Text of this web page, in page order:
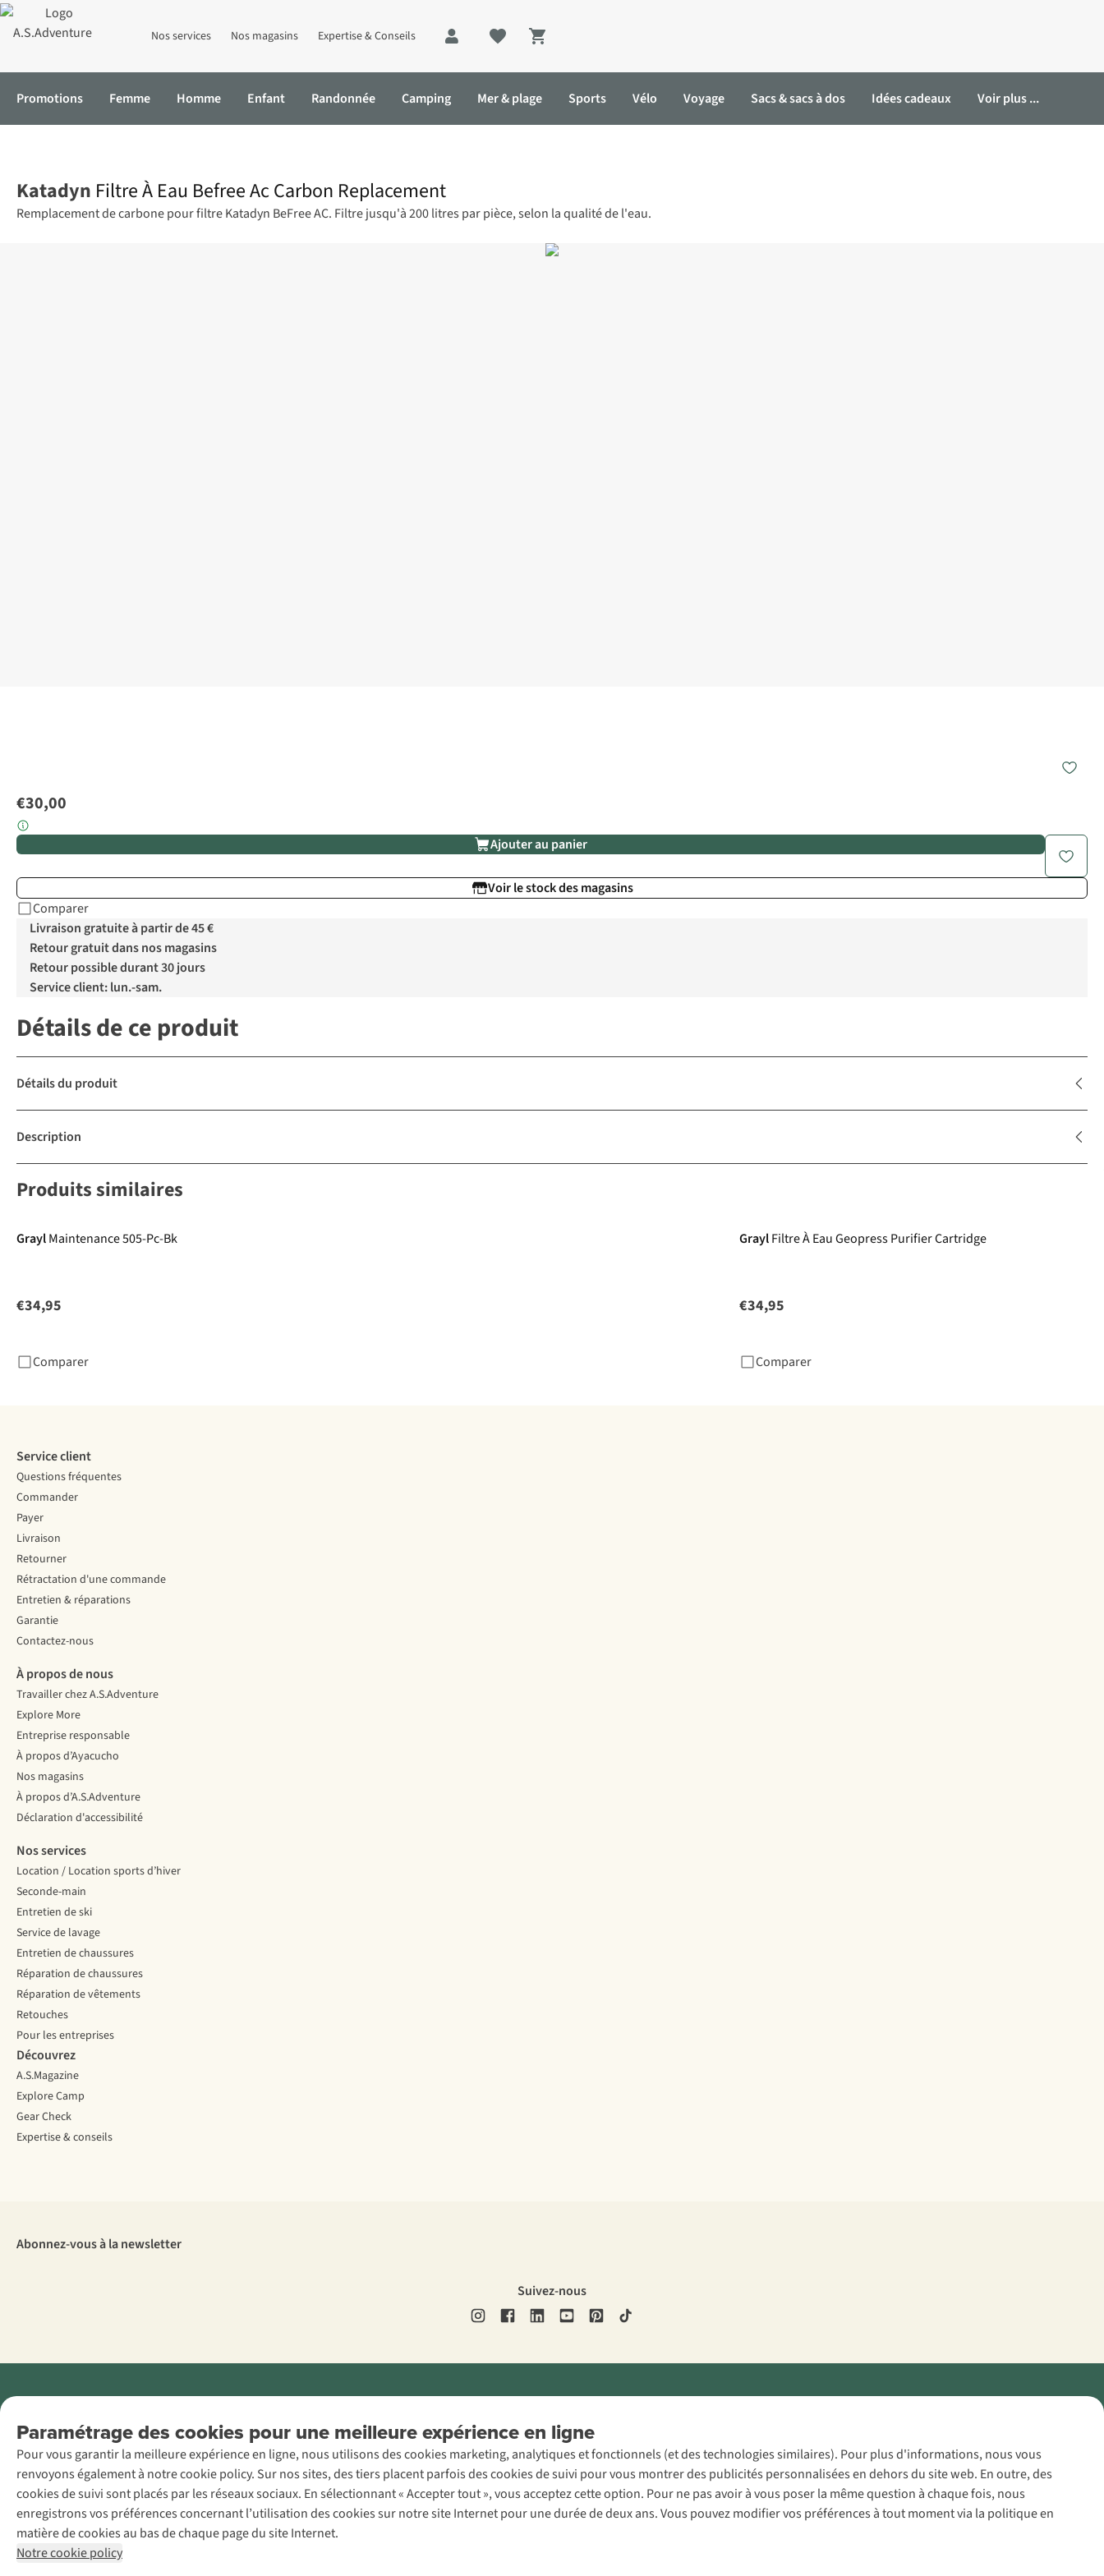
Nos services Nos magasins Expertise & Conseils
Shopping cart
Promotions Femme Homme Enfant Randonnée Camping Mer & plage Sports Vélo Voyage Sacs & sacs à dos Idées cadeaux Voir plus ...
Katadyn Filtre À Eau Befree Ac Carbon Replacement
Remplacement de carbone pour filtre Katadyn BeFree AC. Filtre jusqu'à 200 litres par pièce, selon la qualité de l'eau.
€30,00
Ajouter au panier
Voir le stock des magasins
Comparer
Livraison gratuite à partir de 45 €
Retour gratuit dans nos magasins
Retour possible durant 30 jours
Service client: lun.-sam.
Détails de ce produit
Détails du produit
Description
Produits similaires
GraylMaintenance 505-Pc-Bk
€34,95
Comparer
GraylFiltre À Eau Geopress Purifier Cartridge
€34,95
Comparer
Paramétrage des cookies pour une meilleure expérience en ligne
Pour vous garantir la meilleure expérience en ligne, nous utilisons des cookies marketing, analytiques et fonctionnels (et des technologies similaires). Pour plus d'informations, nous vous
renvoyons également à notre cookie policy. Sur nos sites, des tiers placent parfois des cookies de suivi pour vous montrer des publicités personnalisées en dehors du site web. En outre, des
cookies de suivi sont placés par les réseaux sociaux. En sélectionnant « Accepter tout », vous acceptez cette option. Pour ne pas avoir à vous poser la même question à chaque fois, nous
enregistrons vos préférences concernant l’utilisation des cookies sur notre site Internet pour une durée de deux ans. Vous pouvez modifier vos préférences à tout moment via la politique en
matière de cookies au bas de chaque page du site Internet.
Notre cookie policy
Service client
Questions fréquentes
Commander
Payer
Livraison
Retourner
Rétractation d'une commande
Entretien & réparations
Garantie
Contactez-nous
À propos de nous
Travailler chez A.S.Adventure
Explore More
Entreprise responsable
À propos d’Ayacucho
Nos magasins
À propos d’A.S.Adventure
Déclaration d'accessibilité
Nos services
Location / Location sports d’hiver
Seconde-main
Entretien de ski
Service de lavage
Entretien de chaussures
Réparation de chaussures
Réparation de vêtements
Retouches
Pour les entreprises
Découvrez
A.S.Magazine
Explore Camp
Gear Check
Expertise & conseils
Abonnez-vous à la newsletter
Suivez-nous
AS Adventure
France SAS,
Rue du Vieux
Faubourg 14, F-
59000 Lille
+32 (0)3 828
30 15